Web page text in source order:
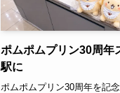
ポムポムプリン30周年
駅に
ポムポムプリン30周年を記